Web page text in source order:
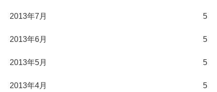
2013年7月 5
2013年6月 5
2013年5月 5
2013年4月 5